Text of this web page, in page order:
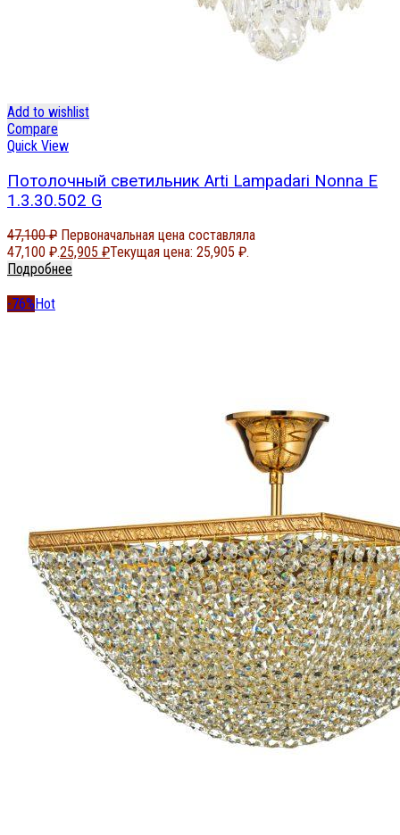
Add to wishlist
Compare
Quick View
Потолочный светильник Arti Lampadari Nonna E
1.3.30.502 G
47,100₽ Первоначальная цена составляла
47,100 ₽.25,905 ₽Текущая цена: 25,905 ₽.
Подробнее
-76% Hot